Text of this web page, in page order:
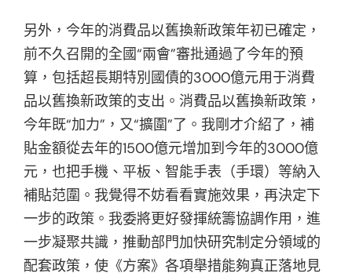
另外，今年的消費品以舊換新政策年初已確定，
前不久召開的全國“兩會”審批通過了今年的預
算，包括超長期特別國債的3000億元用于消費
品以舊換新政策的支出。消費品以舊換新政策，
今年既“加力”，又“擴圍”了。我剛才介紹了，補
貼金額從去年的1500億元增加到今年的3000億
元，也把手機、平板、智能手表（手環）等納入
補貼范圍。我覺得不妨看看實施效果，再決定下
一步的政策。我委將更好發揮統籌協調作用，進
一步凝聚共識，推動部門加快研究制定分領域的
配套政策，使《方案》各項舉措能夠真正落地見